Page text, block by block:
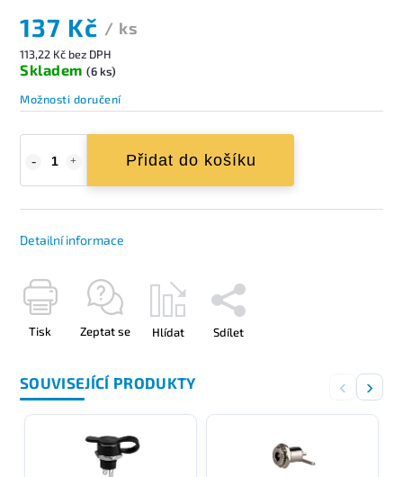
137 Kč / ks
113,22 Kč bez DPH
Skladem (6 ks)
Možnosti doručení
Přidat do košíku
Detailní informace
Tisk Zeptat se Hlídat Sdílet
SOUVISEJÍCÍ PRODUKTY ‹ ›